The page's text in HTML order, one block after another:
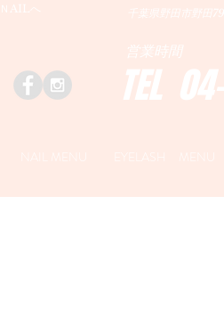
ＮAILへ 千葉県野田市野田
TEL
営業時間 10